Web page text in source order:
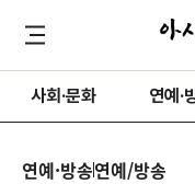
사회·문화 연예·
연예·방송연예/방송